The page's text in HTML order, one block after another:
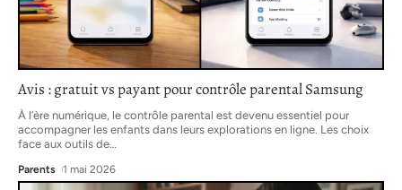
Avis : gratuit vs payant pour contrôle parental Samsung
À l’ère numérique, le contrôle parental est devenu essentiel pour
accompagner les enfants dans leurs explorations en ligne. Les choix
face aux outils de
Parents 1 mai 2026